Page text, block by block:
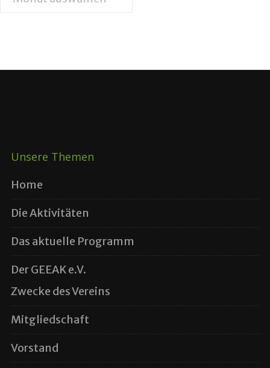
Unsere Themen
Home
Die Aktivitäten
Das aktuelle Programm
Der GEEAK e.V.
Zwecke des Vereins
Mitgliedschaft
Vorstand